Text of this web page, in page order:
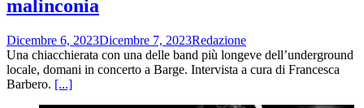
malinconia
Dicembre 6, 2023Dicembre 7, 2023Redazione
Una chiacchierata con una delle band più longeve dell’underground
locale, domani in concerto a Barge. Intervista a cura di Francesca
Barbero. [...]